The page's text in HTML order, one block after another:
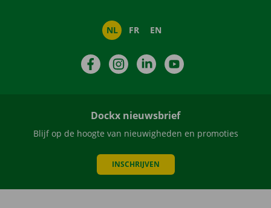
NL FR EN
FacebookInstagramLinkedIn
Dockx nieuwsbrief
Blijf op de hoogte van nieuwigheden en promoties
INSCHRIJVEN